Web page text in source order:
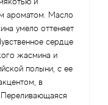
ароматом. Масло
умело оттеняет
сердце
жасмина и
полыни, с ее
в